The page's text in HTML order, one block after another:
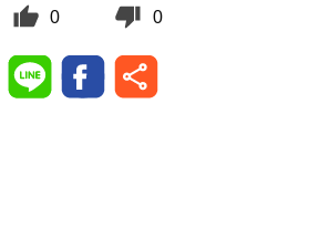
0 0